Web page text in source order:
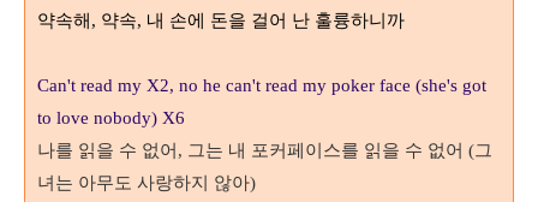
약속해, 약속, 내 손에 돈을 걸어 난 훌륭하니까
Can't read my X2, no he can't read my poker face (she's got
to love nobody) X6
나를 읽을 수 없어, 그는 내 포커페이스를 읽을 수 없어 (그
녀는 아무도 사랑하지 않아)